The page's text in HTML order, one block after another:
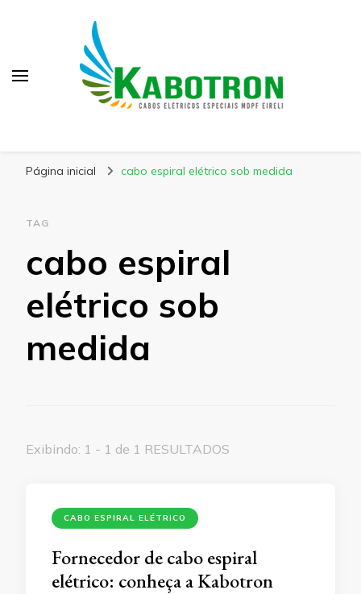
Página inicial cabo espiral elétrico sob medida
TAG
cabo espiral
elétrico sob
medida
Exibindo: 1 - 1 de 1 RESULTADOS
CABO ESPIRAL ELÉTRICO
Fornecedor de cabo espiral
elétrico: conheça a Kabotron